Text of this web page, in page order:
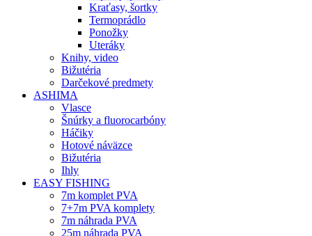
Kraťasy, šortky
Termoprádlo
Ponožky
Uteráky
Knihy, video
Bižutéria
Darčekové predmety
ASHIMA
Vlasce
Šnúrky a fluorocarbóny
Háčiky
Hotové náväzce
Bižutéria
Ihly
EASY FISHING
7m komplet PVA
7+7m PVA komplety
7m náhrada PVA
25m náhrada PVA